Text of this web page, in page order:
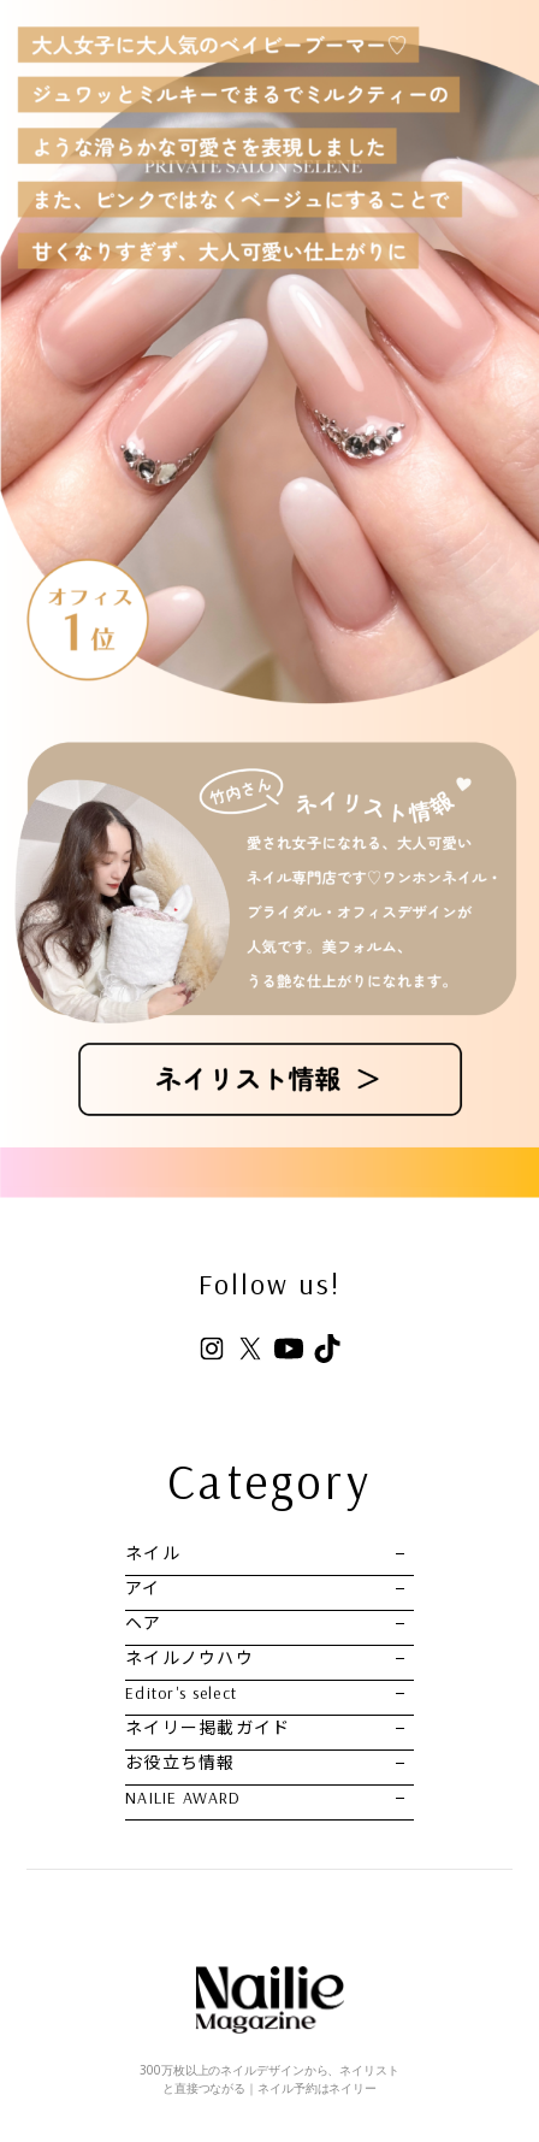
Follow us!
Category
ネイル
アイ
ヘア
ネイルノウハウ
Editor's select
ネイリー掲載ガイド
お役立ち情報
NAILIE AWARD
300万枚以上のネイルデザインから、ネイリスト
と直接つながる｜ネイル予約はネイリー